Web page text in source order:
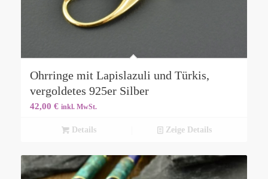
Ohrringe mit Lapislazuli und Türkis,
vergoldetes 925er Silber
42,00 € inkl. MwSt.
Details Zeige Details